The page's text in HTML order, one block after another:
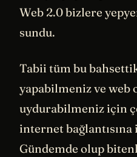
Web 2.0 bizlere
sundu.
Tabii tüm bu
yapabilmeniz ve web
uydurabilmeniz için
internet bağlantısına
Gündemde olup